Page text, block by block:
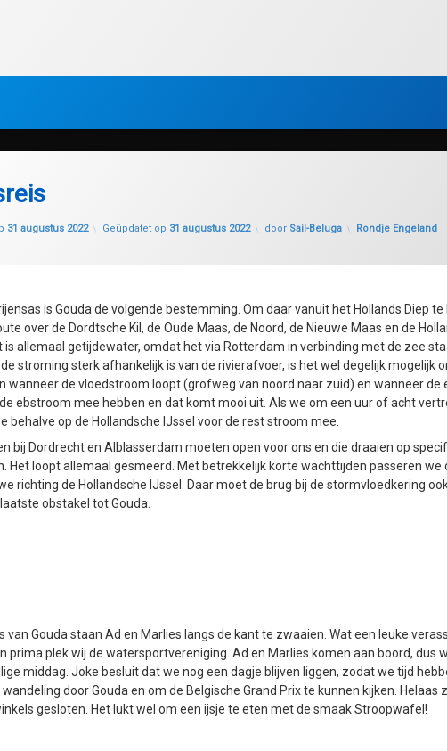
31 augustus 2022 Geüpdatet op 31 augustus 2022 door Sail-Beluga Categorieën:
Rondje Engeland
is Gouda de volgende bestemming. Om daar vanuit het Hollands Diep te
over de Dordtsche Kil, de Oude Maas, de Noord, de Nieuwe Maas en de
is allemaal getijdewater, omdat het via Rotterdam in verbinding met de zee
stroming sterk afhankelijk is van de rivierafvoer, is het wel degelijk mogelijk
wanneer de vloedstroom loopt (grofweg van noord naar zuid) en wanneer de
ebstroom mee hebben en dat komt mooi uit. Als we om een uur of acht
behalve op de Hollandsche IJssel voor de rest stroom mee.
bij Dordrecht en Alblasserdam moeten open voor ons en die draaien op
Het loopt allemaal gesmeerd. Met betrekkelijk korte wachttijden passeren we
richting de Hollandsche IJssel. Daar moet de brug bij de stormvloedkering
obstakel tot Gouda.
van Gouda staan Ad en Marlies langs de kant te zwaaien. Wat een leuke
prima plek wij de watersportvereniging. Ad en Marlies komen aan boord, dus
middag. Joke besluit dat we nog een dagje blijven liggen, zodat we tijd
door Gouda en om de Belgische Grand Prix te kunnen kijken. Helaas
gesloten. Het lukt wel om een ijsje te eten met de smaak Stroopwafel!